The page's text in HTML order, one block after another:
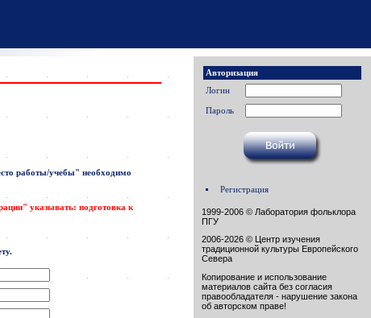
работы/учебы" необходимо
указывать: подготовка к
Авторизация
Логин
Пароль
Регистрация
1999-2006 © Лаборатория фольклора
ПГУ
2006-2026 © Центр изучения
традиционной культуры Европейского
Севера
Копирование и использование
материалов сайта без согласия
правообладателя - нарушение закона
об авторском праве!